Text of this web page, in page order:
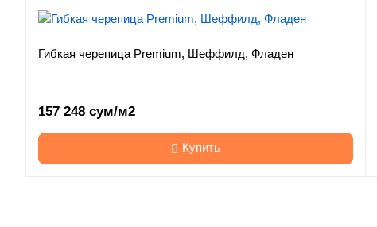
Гибкая черепица Premium, Шеффилд, Фладен
157 248 сум/м2
Купить